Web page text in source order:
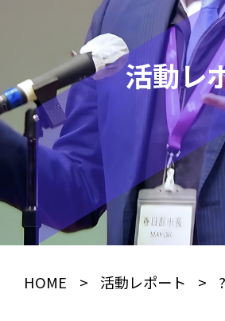
活動レ
HOME > 活動レポート >